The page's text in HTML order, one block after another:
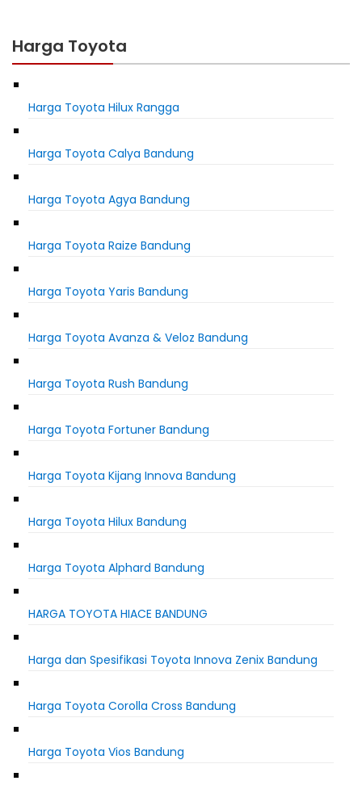
Harga Toyota
Harga Toyota Hilux Rangga
Harga Toyota Calya Bandung
Harga Toyota Agya Bandung
Harga Toyota Raize Bandung
Harga Toyota Yaris Bandung
Harga Toyota Avanza & Veloz Bandung
Harga Toyota Rush Bandung
Harga Toyota Fortuner Bandung
Harga Toyota Kijang Innova Bandung
Harga Toyota Hilux Bandung
Harga Toyota Alphard Bandung
HARGA TOYOTA HIACE BANDUNG
Harga dan Spesifikasi Toyota Innova Zenix Bandung
Harga Toyota Corolla Cross Bandung
Harga Toyota Vios Bandung